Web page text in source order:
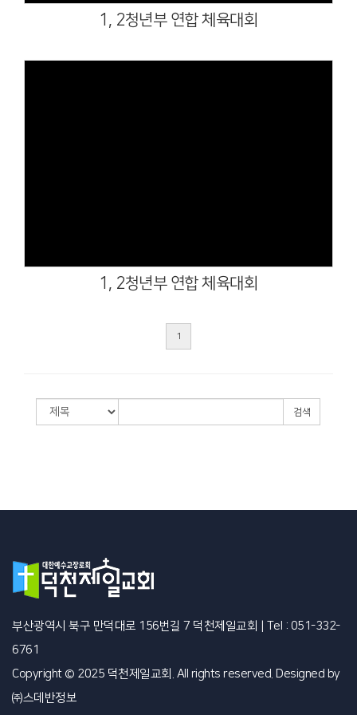
1, 2청년부 연합 체육대회
1, 2청년부 연합 체육대회
1
검색
부산광역시 북구 만덕대로 156번길 7 덕천제일교회
Tel : 051-332-
6761
Copyright © 2025 덕천제일교회. All rights reserved. Designed by
㈜스데반정보